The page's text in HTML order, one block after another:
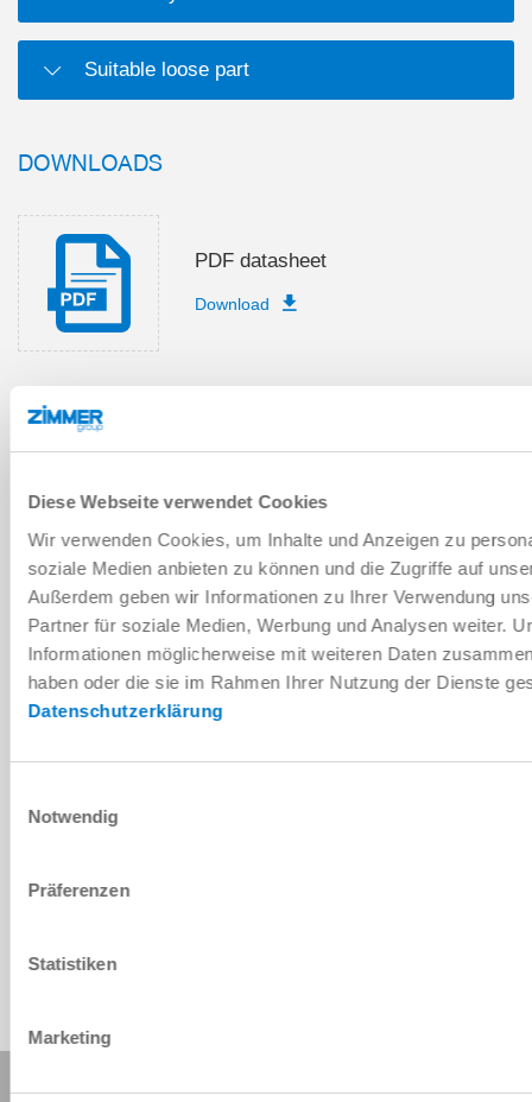
Diese Webseite verwendet Cookies
Wir verwenden Cookies, um Inhalte und Anzeigen zu
soziale Medien anbieten zu können und die Zugriffe auf
Außerdem geben wir Informationen zu Ihrer Verwendung
Partner für soziale Medien, Werbung und Analysen weiter.
Informationen möglicherweise mit weiteren Daten
haben oder die sie im Rahmen Ihrer Nutzung der Dienste
Datenschutzerklärung
Notwendig
Präferenzen
Statistiken
Marketing
Suitable loose part
DOWNLOADS
PDF datasheet
Download
Spare part boms
Download
Installation and operating
instructions